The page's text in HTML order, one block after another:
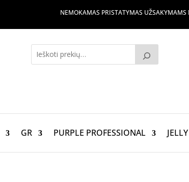
NEMOKAMAS PRISTATYMAS
GR PURPLE PROFESSIONAL